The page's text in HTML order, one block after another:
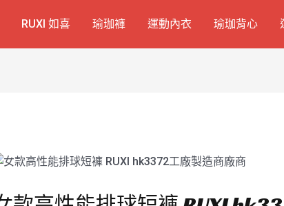
RUXI 如喜 瑜珈褲 運動內衣 瑜珈背心